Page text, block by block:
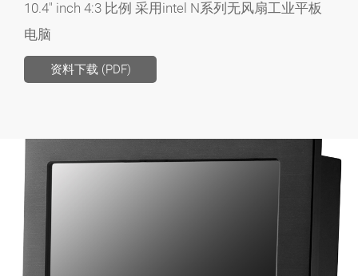
10.4" inch 4:3 比例 采用intel N系列无风扇工业平板
电脑
资料下载 (PDF)